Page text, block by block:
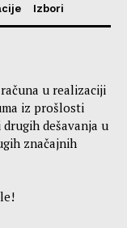
Izbori
u realizaciji
iz prošlosti
dešavanja u
značajnih